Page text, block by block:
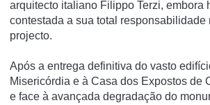
arquitecto italiano Filippo Terzi, embora
contestada a sua total responsabilidade
projecto.
Após a entrega definitiva do vasto
Misericórdia e à Casa dos Expostos de
e face à avançada degradação do